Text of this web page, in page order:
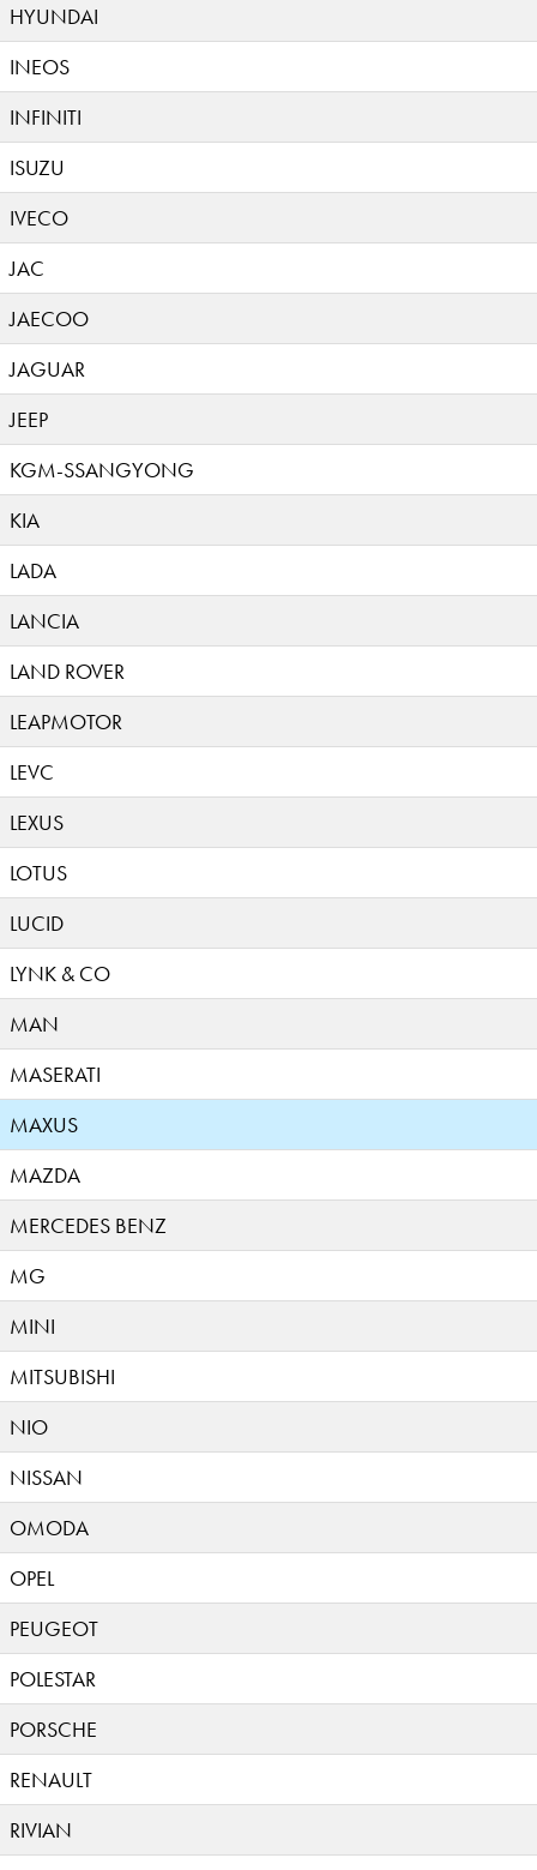
HYUNDAI
INEOS
INFINITI
ISUZU
IVECO
JAC
JAECOO
JAGUAR
JEEP
KGM-SSANGYONG
KIA
LADA
LANCIA
LAND ROVER
LEAPMOTOR
LEVC
LEXUS
LOTUS
LUCID
LYNK & CO
MAN
MASERATI
MAXUS
MAZDA
MERCEDES BENZ
MG
MINI
MITSUBISHI
NIO
NISSAN
OMODA
OPEL
PEUGEOT
POLESTAR
PORSCHE
RENAULT
RIVIAN